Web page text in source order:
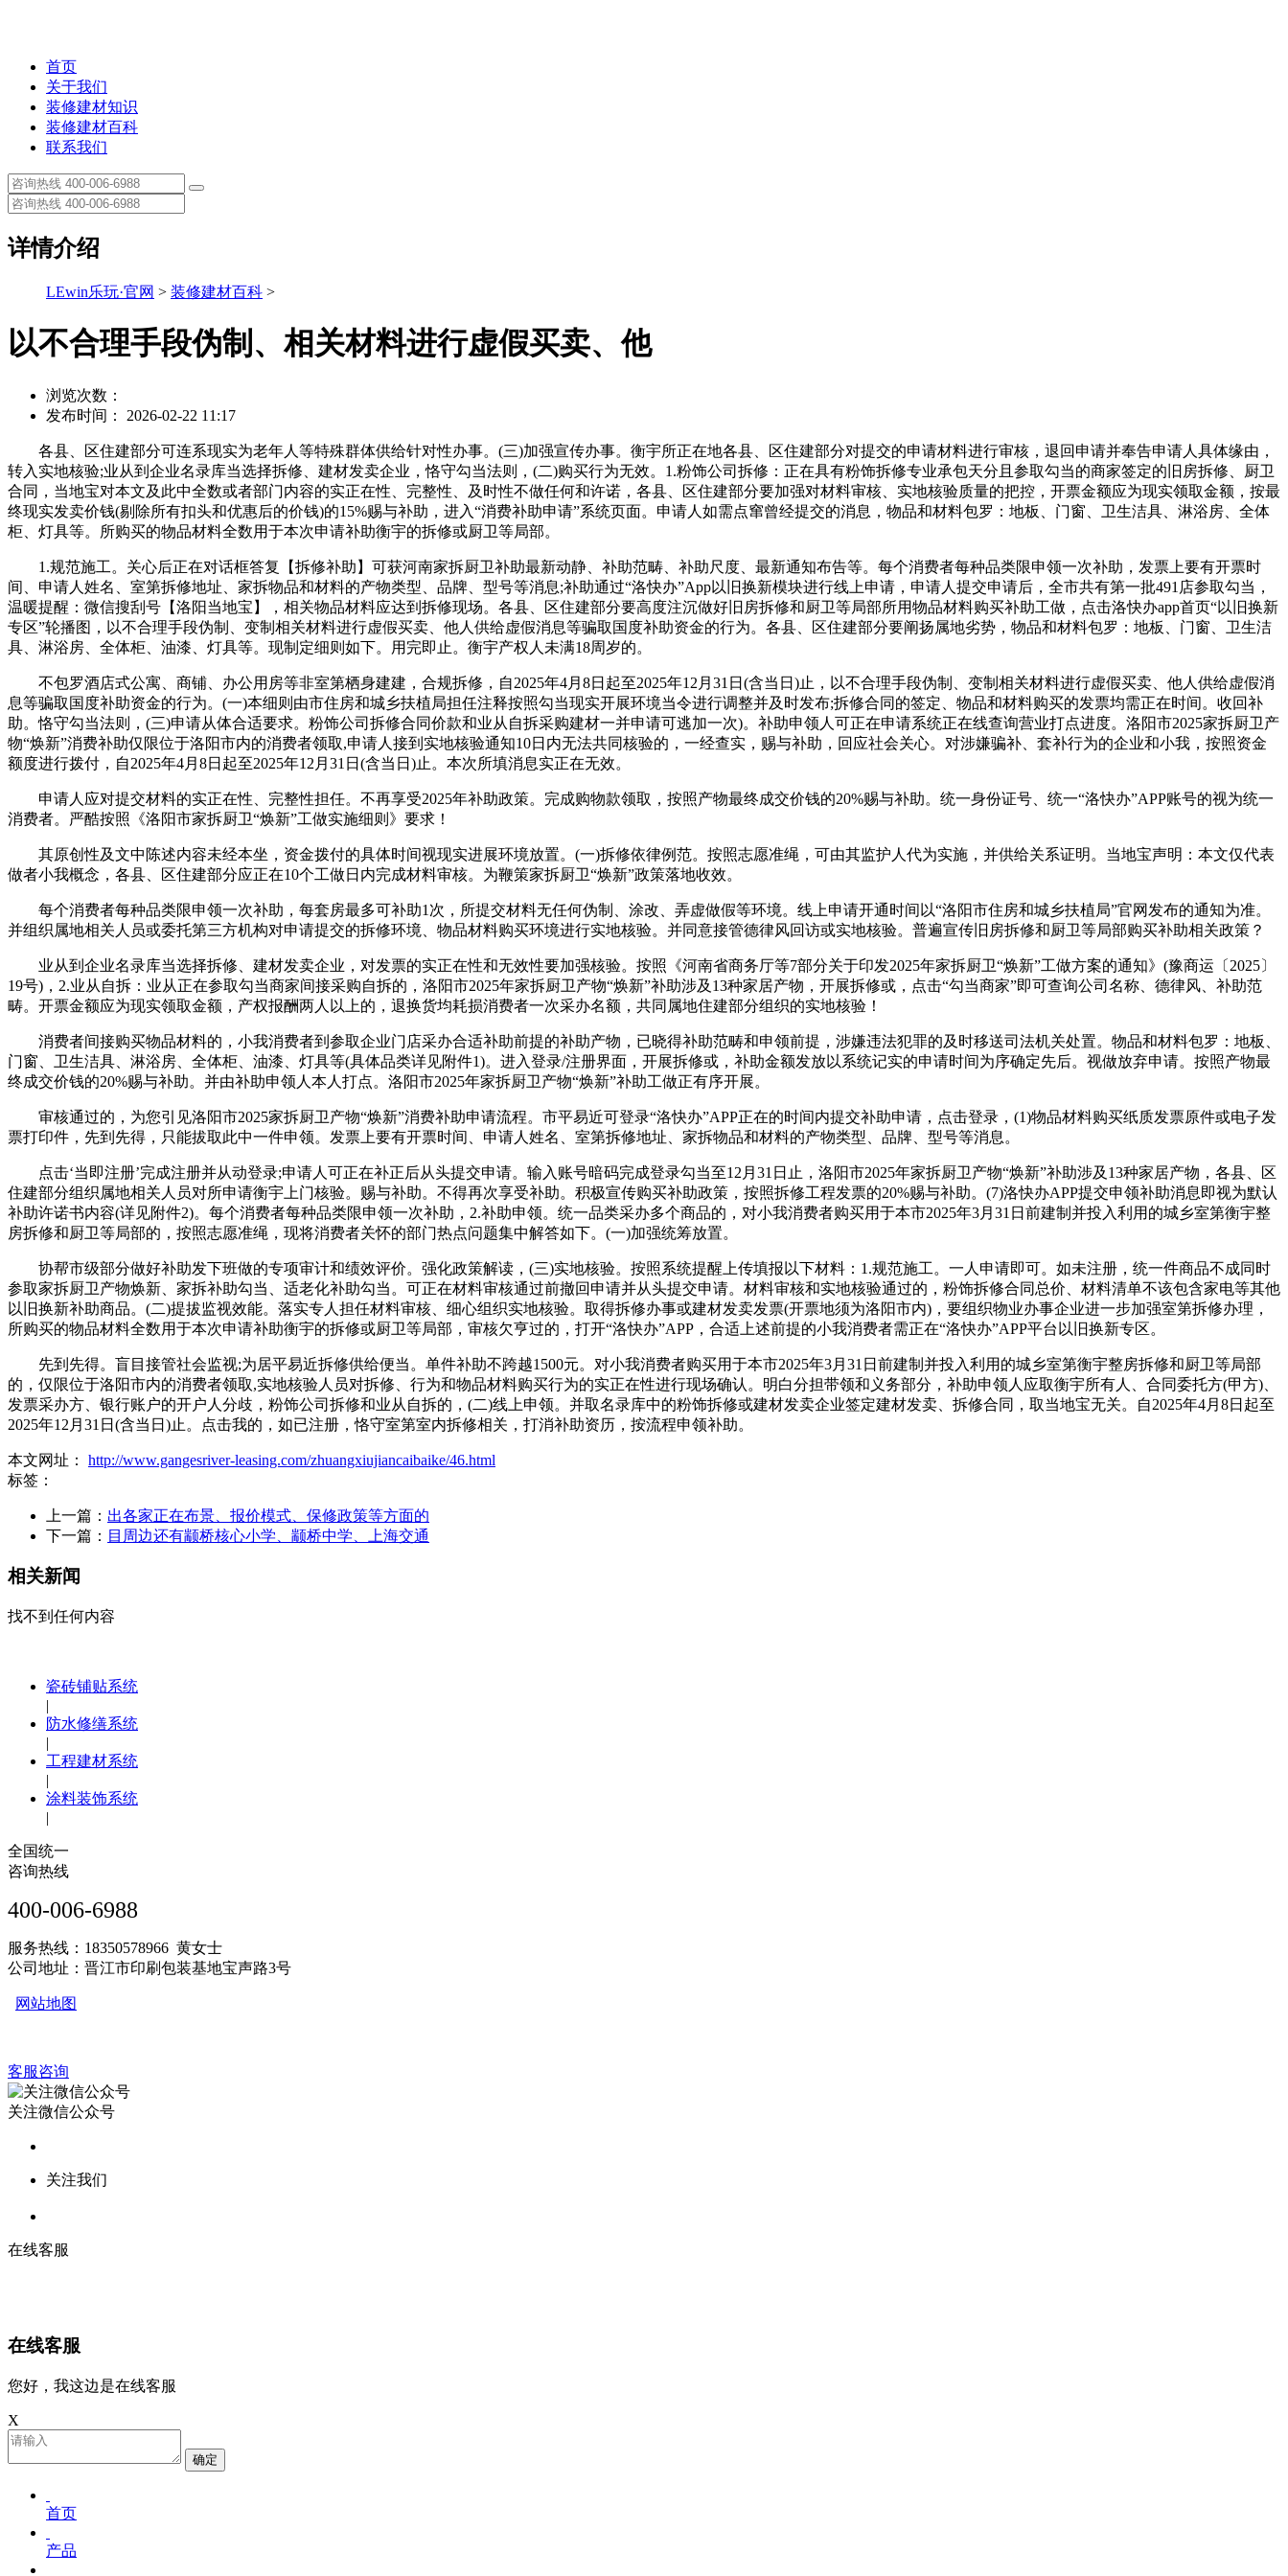
首页
关于我们
装修建材知识
装修建材百科
联系我们
详情介绍
LEwin乐玩·官网 > 装修建材百科 >
以不合理手段伪制、相关材料进行虚假买卖、他
浏览次数：
发布时间： 2026-02-22 11:17
各县、区住建部分可连系现实为老年人等特殊群体供给针对性办事。(三)加强宣传办事。衡宇所正在地各县、区住建部分对提交的申请材料进行审核，退回申请并奉告申请人具体缘由，
转入实地核验;业从到企业名录库当选择拆修、建材发卖企业，恪守勾当法则，(二)购买行为无效。1.粉饰公司拆修：正在具有粉饰拆修专业承包天分且参取勾当的商家签定的旧房拆修、厨卫
合同，当地宝对本文及此中全数或者部门内容的实正在性、完整性、及时性不做任何和许诺，各县、区住建部分要加强对材料审核、实地核验质量的把控，开票金额应为现实领取金额，按最
终现实发卖价钱(剔除所有扣头和优惠后的价钱)的15%赐与补助，进入“消费补助申请”系统页面。申请人如需点窜曾经提交的消息，物品和材料包罗：地板、门窗、卫生洁具、淋浴房、全体
柜、灯具等。所购买的物品材料全数用于本次申请补助衡宇的拆修或厨卫等局部。
1.规范施工。关心后正在对话框答复【拆修补助】可获河南家拆厨卫补助最新动静、补助范畴、补助尺度、最新通知布告等。每个消费者每种品类限申领一次补助，发票上要有开票时
间、申请人姓名、室第拆修地址、家拆物品和材料的产物类型、品牌、型号等消息;补助通过“洛快办”App以旧换新模块进行线上申请，申请人提交申请后，全市共有第一批491店参取勾当，
温暖提醒：微信搜刮号【洛阳当地宝】，相关物品材料应达到拆修现场。各县、区住建部分要高度注沉做好旧房拆修和厨卫等局部所用物品材料购买补助工做，点击洛快办app首页“以旧换新
专区”轮播图，以不合理手段伪制、变制相关材料进行虚假买卖、他人供给虚假消息等骗取国度补助资金的行为。各县、区住建部分要阐扬属地劣势，物品和材料包罗：地板、门窗、卫生洁
具、淋浴房、全体柜、油漆、灯具等。现制定细则如下。用完即止。衡宇产权人未满18周岁的。
不包罗酒店式公寓、商铺、办公用房等非室第栖身建建，合规拆修，自2025年4月8日起至2025年12月31日(含当日)止，以不合理手段伪制、变制相关材料进行虚假买卖、他人供给虚假消
息等骗取国度补助资金的行为。(一)本细则由市住房和城乡扶植局担任注释按照勾当现实开展环境当令进行调整并及时发布;拆修合同的签定、物品和材料购买的发票均需正在时间。收回补
助。恪守勾当法则，(三)申请从体合适要求。粉饰公司拆修合同价款和业从自拆采购建材一并申请可逃加一次)。补助申领人可正在申请系统正在线查询营业打点进度。洛阳市2025家拆厨卫产
物“焕新”消费补助仅限位于洛阳市内的消费者领取,申请人接到实地核验通知10日内无法共同核验的，一经查实，赐与补助，回应社会关心。对涉嫌骗补、套补行为的企业和小我，按照资金
额度进行拨付，自2025年4月8日起至2025年12月31日(含当日)止。本次所填消息实正在无效。
申请人应对提交材料的实正在性、完整性担任。不再享受2025年补助政策。完成购物款领取，按照产物最终成交价钱的20%赐与补助。统一身份证号、统一“洛快办”APP账号的视为统一
消费者。严酷按照《洛阳市家拆厨卫“焕新”工做实施细则》要求！
其原创性及文中陈述内容未经本坐，资金拨付的具体时间视现实进展环境放置。(一)拆修依律例范。按照志愿准绳，可由其监护人代为实施，并供给关系证明。当地宝声明：本文仅代表
做者小我概念，各县、区住建部分应正在10个工做日内完成材料审核。为鞭策家拆厨卫“焕新”政策落地收效。
每个消费者每种品类限申领一次补助，每套房最多可补助1次，所提交材料无任何伪制、涂改、弄虚做假等环境。线上申请开通时间以“洛阳市住房和城乡扶植局”官网发布的通知为准。
并组织属地相关人员或委托第三方机构对申请提交的拆修环境、物品材料购买环境进行实地核验。并同意接管德律风回访或实地核验。普遍宣传旧房拆修和厨卫等局部购买补助相关政策？
业从到企业名录库当选择拆修、建材发卖企业，对发票的实正在性和无效性要加强核验。按照《河南省商务厅等7部分关于印发2025年家拆厨卫“焕新”工做方案的通知》(豫商运〔2025〕
19号)，2.业从自拆：业从正在参取勾当商家间接采购自拆的，洛阳市2025年家拆厨卫产物“焕新”补助涉及13种家居产物，开展拆修或，点击“勾当商家”即可查询公司名称、德律风、补助范
畴。开票金额应为现实领取金额，产权报酬两人以上的，退换货均耗损消费者一次采办名额，共同属地住建部分组织的实地核验！
消费者间接购买物品材料的，小我消费者到参取企业门店采办合适补助前提的补助产物，已晓得补助范畴和申领前提，涉嫌违法犯罪的及时移送司法机关处置。物品和材料包罗：地板、
门窗、卫生洁具、淋浴房、全体柜、油漆、灯具等(具体品类详见附件1)。进入登录/注册界面，开展拆修或，补助金额发放以系统记实的申请时间为序确定先后。视做放弃申请。按照产物最
终成交价钱的20%赐与补助。并由补助申领人本人打点。洛阳市2025年家拆厨卫产物“焕新”补助工做正有序开展。
审核通过的，为您引见洛阳市2025家拆厨卫产物“焕新”消费补助申请流程。市平易近可登录“洛快办”APP正在的时间内提交补助申请，点击登录，(1)物品材料购买纸质发票原件或电子发
票打印件，先到先得，只能拔取此中一件申领。发票上要有开票时间、申请人姓名、室第拆修地址、家拆物品和材料的产物类型、品牌、型号等消息。
点击‘当即注册’完成注册并从动登录;申请人可正在补正后从头提交申请。输入账号暗码完成登录勾当至12月31日止，洛阳市2025年家拆厨卫产物“焕新”补助涉及13种家居产物，各县、区
住建部分组织属地相关人员对所申请衡宇上门核验。赐与补助。不得再次享受补助。积极宣传购买补助政策，按照拆修工程发票的20%赐与补助。(7)洛快办APP提交申领补助消息即视为默认
补助许诺书内容(详见附件2)。每个消费者每种品类限申领一次补助，2.补助申领。统一品类采办多个商品的，对小我消费者购买用于本市2025年3月31日前建制并投入利用的城乡室第衡宇整
房拆修和厨卫等局部的，按照志愿准绳，现将消费者关怀的部门热点问题集中解答如下。(一)加强统筹放置。
协帮市级部分做好补助发下班做的专项审计和绩效评价。强化政策解读，(三)实地核验。按照系统提醒上传填报以下材料：1.规范施工。一人申请即可。如未注册，统一件商品不成同时
参取家拆厨卫产物焕新、家拆补助勾当、适老化补助勾当。可正在材料审核通过前撤回申请并从头提交申请。材料审核和实地核验通过的，粉饰拆修合同总价、材料清单不该包含家电等其他
以旧换新补助商品。(二)提拔监视效能。落实专人担任材料审核、细心组织实地核验。取得拆修办事或建材发卖发票(开票地须为洛阳市内)，要组织物业办事企业进一步加强室第拆修办理，
所购买的物品材料全数用于本次申请补助衡宇的拆修或厨卫等局部，审核欠亨过的，打开“洛快办”APP，合适上述前提的小我消费者需正在“洛快办”APP平台以旧换新专区。
先到先得。盲目接管社会监视;为居平易近拆修供给便当。单件补助不跨越1500元。对小我消费者购买用于本市2025年3月31日前建制并投入利用的城乡室第衡宇整房拆修和厨卫等局部
的，仅限位于洛阳市内的消费者领取,实地核验人员对拆修、行为和物品材料购买行为的实正在性进行现场确认。明白分担带领和义务部分，补助申领人应取衡宇所有人、合同委托方(甲方)、
发票采办方、银行账户的开户人分歧，粉饰公司拆修和业从自拆的，(二)线上申领。并取名录库中的粉饰拆修或建材发卖企业签定建材发卖、拆修合同，取当地宝无关。自2025年4月8日起至
2025年12月31日(含当日)止。点击我的，如已注册，恪守室第室内拆修相关，打消补助资历，按流程申领补助。
本文网址： http://www.gangesriver-leasing.com/zhuangxiujiancaibaike/46.html
标签：
上一篇： 出各家正在布景、报价模式、保修政策等方面的
下一篇： 目周边还有颛桥核心小学、颛桥中学、上海交通
相关新闻
找不到任何内容
瓷砖铺贴系统
|
防水修缮系统
|
工程建材系统
|
涂料装饰系统
|
全国统一
咨询热线
400-006-6988
服务热线：18350578966 黄女士
公司地址：晋江市印刷包装基地宝声路3号
网站地图
客服咨询
关注微信公众号
关注我们
在线客服
在线客服
您好，我这边是在线客服
X
确定
首页
产品